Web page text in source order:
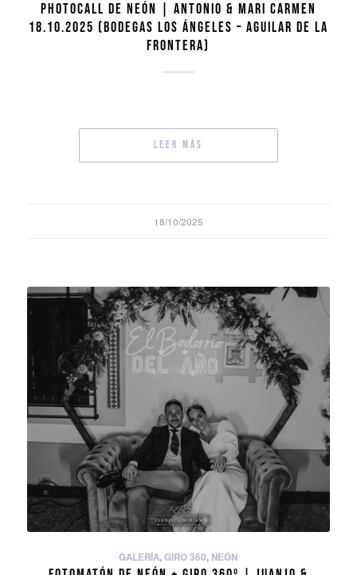
PHOTOCALL DE NEÓN | ANTONIO & MARI CARMEN
18.10.2025 (BODEGAS LOS ÁNGELES – AGUILAR DE LA
FRONTERA)
Leer más
18/10/2025
GALERÍA,GIRO 360, NEÓN